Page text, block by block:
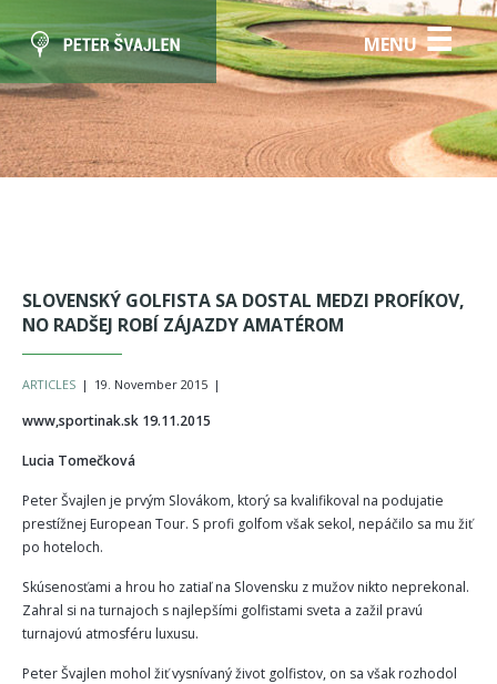
MENU☰
SLOVENSKÝ GOLFISTA SA DOSTAL MEDZI PROFÍKOV,
NO RADŠEJ ROBÍ ZÁJAZDY AMATÉROM
ARTICLES | 19. November 2015 |
www,sportinak.sk 19.11.2015
Lucia Tomečková
Peter Švajlen je prvým Slovákom, ktorý sa kvalifikoval na podujatie
prestížnej European Tour. S profi golfom však sekol, nepáčilo sa mu žiť
po hoteloch.
Skúsenosťami a hrou ho zatiaľ na Slovensku z mužov nikto neprekonal.
Zahral si na turnajoch s najlepšími golfistami sveta a zažil pravú
turnajovú atmosféru luxusu.
Peter Švajlen mohol žiť vysnívaný život golfistov, on sa však rozhodol